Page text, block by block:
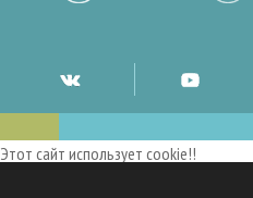
Этот сайт использует cookie!!
Мы используем cookies и